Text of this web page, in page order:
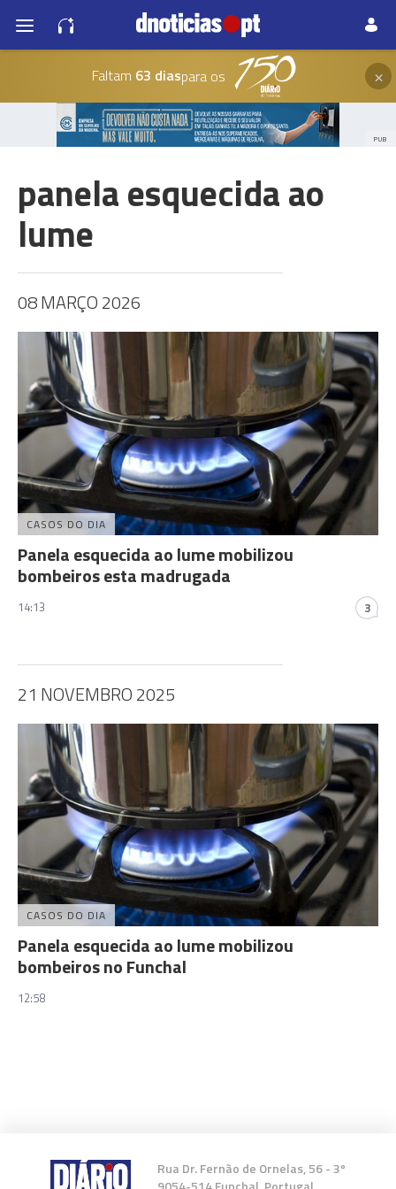
Faltam 63 diaspara os ×
PUB
panela esquecida ao
lume
08 MARÇO 2026
CASOS DO DIA
Panela esquecida ao lume mobilizou
bombeiros esta madrugada
14:13 3
21 NOVEMBRO 2025
CASOS DO DIA
Panela esquecida ao lume mobilizou
bombeiros no Funchal
12:58
Rua Dr. Fernão de Ornelas, 56 - 3º